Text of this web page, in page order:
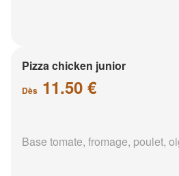
Pizza chicken junior
Dès 11.50 €
Base tomate, fromage, poulet,